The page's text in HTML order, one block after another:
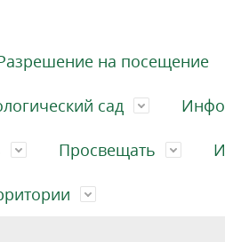
на посещение
сад
Просвещать